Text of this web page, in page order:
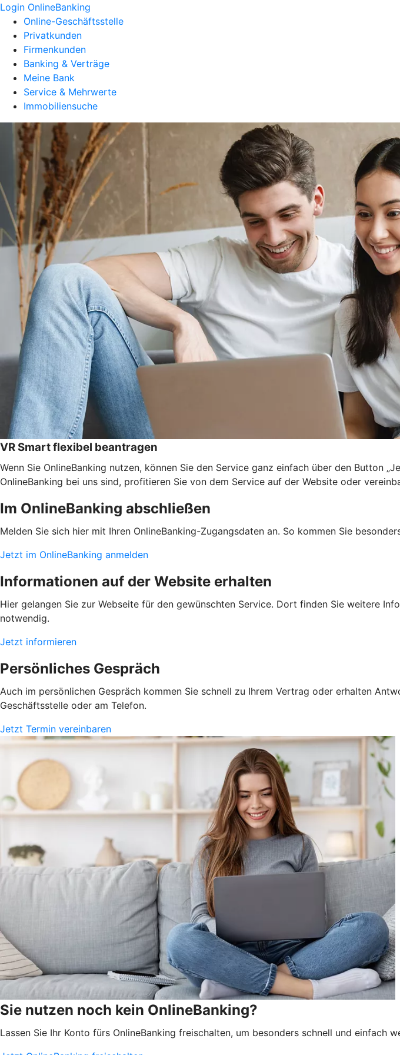
Login OnlineBanking
Online-Geschäftsstelle
Privatkunden
Firmenkunden
Banking & Verträge
Meine Bank
Service & Mehrwerte
Immobiliensuche
VR Smart flexibel beantragen
Wenn Sie OnlineBanking nutzen, können Sie den Service ganz einfach über den Button
OnlineBanking bei uns sind, profitieren Sie von dem Service auf der Website oder
Im OnlineBanking abschließen
Melden Sie sich hier mit Ihren OnlineBanking-Zugangsdaten an. So kommen Sie
Jetzt im OnlineBanking anmelden
Informationen auf der Website erhalten
Hier gelangen Sie zur Webseite für den gewünschten Service. Dort finden Sie weitere
notwendig.
Jetzt informieren
Persönliches Gespräch
Auch im persönlichen Gespräch kommen Sie schnell zu Ihrem Vertrag oder erhalten
Geschäftsstelle oder am Telefon.
Jetzt Termin vereinbaren
Sie nutzen noch kein OnlineBanking?
Lassen Sie Ihr Konto fürs OnlineBanking freischalten, um besonders schnell und einfach